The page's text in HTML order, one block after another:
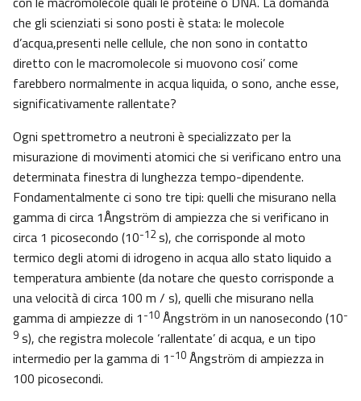
che gli scienziati si sono posti è stata: le molecole
d’acqua,presenti nelle cellule, che non sono in contatto
diretto con le macromolecole si muovono cosi’ come
farebbero normalmente in acqua liquida, o sono, anche esse,
significativamente rallentate?
Ogni spettrometro a neutroni è specializzato per la
misurazione di movimenti atomici che si verificano entro una
determinata finestra di lunghezza tempo-dipendente.
Fondamentalmente ci sono tre tipi: quelli che misurano nella
gamma di circa 1Ångström di ampiezza che si verificano in
circa 1 picosecondo (10-12s), che corrisponde al moto
termico degli atomi di idrogeno in acqua allo stato liquido a
temperatura ambiente (da notare che questo corrisponde a
una velocità di circa 100 m / s), quelli che misurano nella
gamma di ampiezze di 1 -10 Ångström in un nanosecondo (10-
9 s), che registra molecole ‘rallentate’ di acqua, e un tipo
intermedio per la gamma di 1 -10 Ångström di ampiezza in
100 picosecondi.